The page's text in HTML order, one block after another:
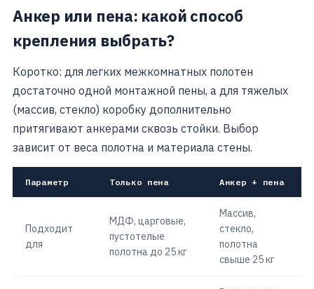
Анкер или пена: какой способ
крепления выбрать?
Коротко: для легких межкомнатных полотен
достаточно одной монтажной пены, а для тяжелых
(массив, стекло) коробку дополнительно
притягивают анкерами сквозь стойки. Выбор
зависит от веса полотна и материала стены.
Параметр Только пена Анкер + пена
Подходит
для
МДФ, царговые,
пустотелые
полотна до 25 кг
Массив,
стекло,
полотна
свыше 25 кг